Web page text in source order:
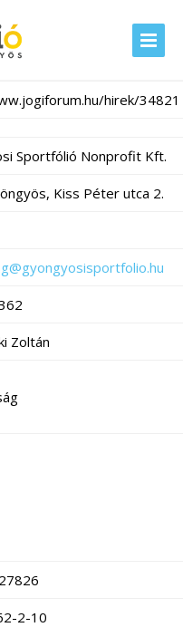
hirek/34821
Sportfólió Nonprofit Kft.
Kiss Péter utca 2.
Zoltán
2-10